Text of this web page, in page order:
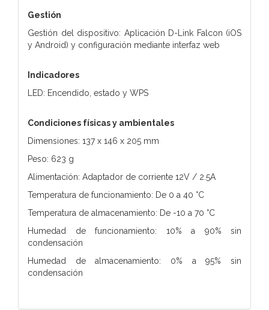
Gestión
Gestión del dispositivo: Aplicación D-Link Falcon (iOS
y Android) y configuración mediante interfaz web
Indicadores
LED: Encendido, estado y WPS
Condiciones físicas y ambientales
Dimensiones: 137 x 146 x 205 mm
Peso: 623 g
Alimentación: Adaptador de corriente 12V / 2.5A
Temperatura de funcionamiento: De 0 a 40 °C
Temperatura de almacenamiento: De -10 a 70 °C
Humedad de funcionamiento: 10% a 90% sin
condensación
Humedad de almacenamiento: 0% a 95% sin
condensación